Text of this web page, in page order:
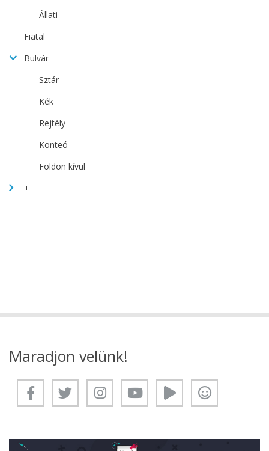
Állati
Fiatal
Bulvár
Sztár
Kék
Rejtély
Konteó
Földön kívül
+
Maradjon velünk!